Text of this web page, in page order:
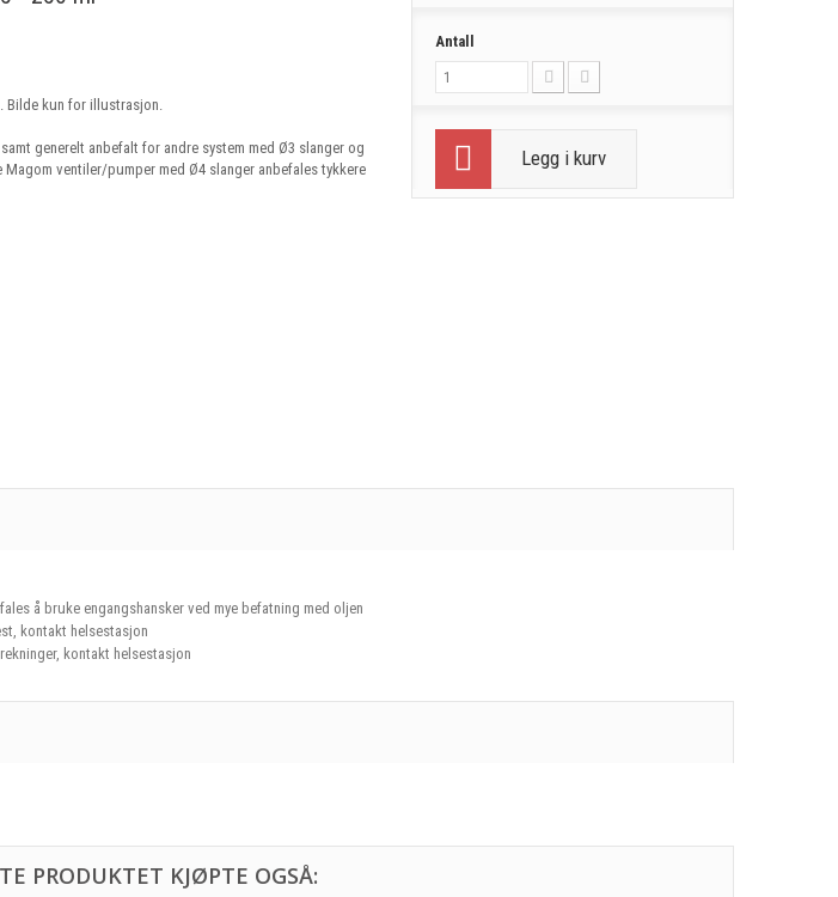
Bilde kun for illustrasjon.
generelt anbefalt for andre system med Ø3 slanger og
ventiler/pumper med Ø4 slanger anbefales tykkere
Antall
Legg i kurv
å bruke engangshansker ved mye befatning med oljen
kontakt helsestasjon
kontakt helsestasjon
PRODUKTET KJØPTE OGSÅ: